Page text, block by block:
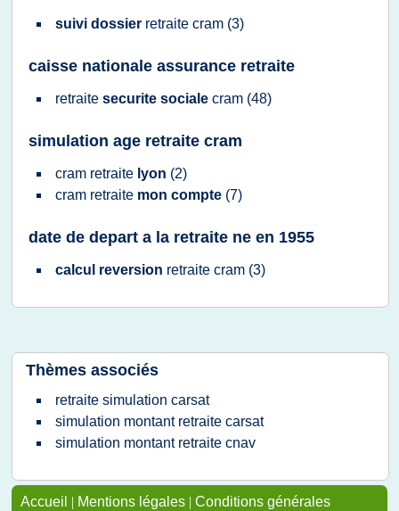
suivi dossier retraite cram (3)
caisse nationale assurance retraite
retraite securite sociale cram (48)
simulation age retraite cram
cram retraite lyon (2)
cram retraite mon compte (7)
date de depart a la retraite ne en 1955
calcul reversion retraite cram (3)
Thèmes associés
retraite simulation carsat
simulation montant retraite carsat
simulation montant retraite cnav
Accueil | Mentions légales | Conditions générales